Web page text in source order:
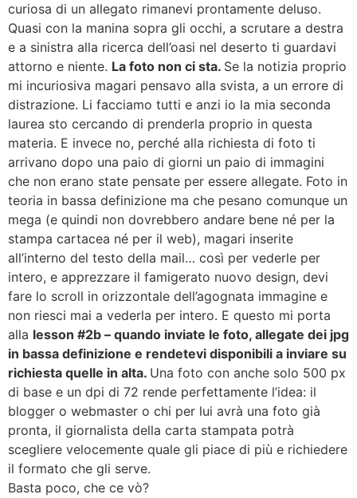
curiosa di un allegato rimanevi prontamente deluso.
Quasi con la manina sopra gli occhi, a scrutare a destra
e a sinistra alla ricerca dell’oasi nel deserto ti guardavi
attorno e niente. La foto non ci sta. Se la notizia proprio
mi incuriosiva magari pensavo alla svista, a un errore di
distrazione. Li facciamo tutti e anzi io la mia seconda
laurea sto cercando di prenderla proprio in questa
materia. E invece no, perché alla richiesta di foto ti
arrivano dopo una paio di giorni un paio di immagini
che non erano state pensate per essere allegate. Foto in
teoria in bassa definizione ma che pesano comunque un
mega (e quindi non dovrebbero andare bene né per la
stampa cartacea né per il web), magari inserite
all’interno del testo della mail… così per vederle per
intero, e apprezzare il famigerato nuovo design, devi
fare lo scroll in orizzontale dell’agognata immagine e
non riesci mai a vederla per intero. E questo mi porta
alla lesson #2b – quando inviate le foto, allegate dei jpg
in bassa definizione e rendetevi disponibili a inviare su
richiesta quelle in alta. Una foto con anche solo 500 px
di base e un dpi di 72 rende perfettamente l’idea: il
blogger o webmaster o chi per lui avrà una foto già
pronta, il giornalista della carta stampata potrà
scegliere velocemente quale gli piace di più e richiedere
il formato che gli serve.
Basta poco, che ce vò?